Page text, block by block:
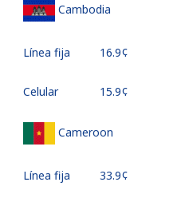
Cambodia
Línea fija ⁦16.9¢⁩
Celular ⁦15.9¢⁩
Cameroon
Línea fija ⁦33.9¢⁩